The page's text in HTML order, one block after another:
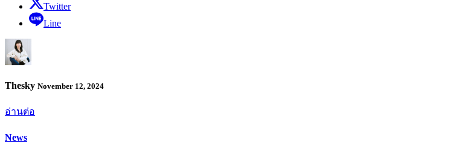
Twitter
Line
Thesky November 12, 2024
อ่านต่อ
News